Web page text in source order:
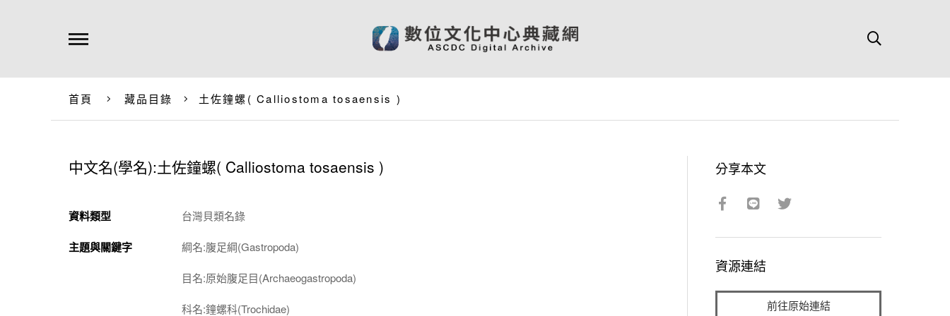
首頁 藏品目錄 土佐鐘螺( Calliostoma tosaensis )
中文名(學名):土佐鐘螺( Calliostoma tosaensis )
資料類型 台灣貝類名錄
主題與關鍵字 綱名:腹足綱(Gastropoda)
目名:原始腹足目(Archaeogastropoda)
科名:鐘螺科(Trochidae)
分享本文
資源連結
前往原始連結